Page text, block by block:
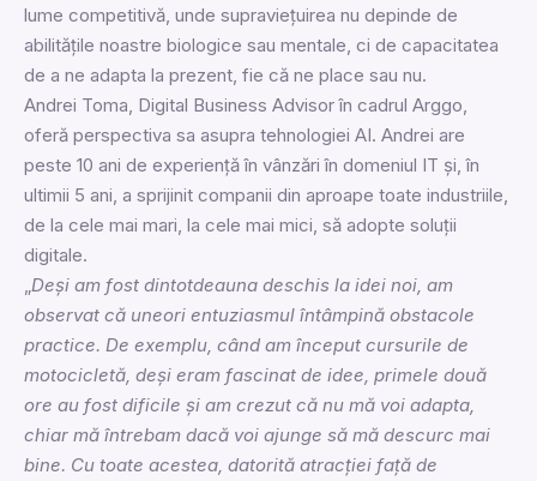
lume competitivă, unde supraviețuirea nu depinde de
abilitățile noastre biologice sau mentale, ci de capacitatea
de a ne adapta la prezent, fie că ne place sau nu.
Andrei Toma, Digital Business Advisor în cadrul Arggo,
oferă perspectiva sa asupra tehnologiei AI. Andrei are
peste 10 ani de experiență în vânzări în domeniul IT și, în
ultimii 5 ani, a sprijinit companii din aproape toate industriile,
de la cele mai mari, la cele mai mici, să adopte soluții
digitale.
Deși am fost dintotdeauna deschis la idei noi, am
observat că uneori entuziasmul întâmpină obstacole
practice. De exemplu, când am început cursurile de
motocicletă, deși eram fascinat de idee, primele două
ore au fost dificile și am crezut că nu mă voi adapta,
chiar mă întrebam dacă voi ajunge să mă descurc mai
bine. Cu toate acestea, datorită atracției față de